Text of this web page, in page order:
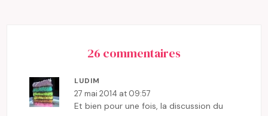
26 commentaires
LUDIM
27 mai 2014 at 09:57
Et bien pour une fois, la discussion du